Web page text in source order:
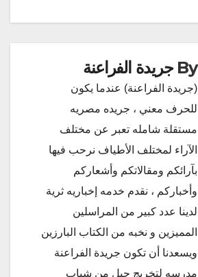
By جريدة الفراعنة
(جريدة الفراعنة) عندما يكون
للحرف معني ، جريده مصريه
مستقلة شامله تعبر عن مختلف
الآراء لمختلف الأطياف نرحب فيها
بآرائكم ومقالاتكم وأشعاركم
وأخباركم ، نقدم خدمه إخباريه ثرية
لدينا عدد كبير من المراسلين
المميزين و نخبه من الكتاب البارزين
ويسعدنا أن تكون جريدة الفراعنة
مدرسه لتخريج جيل من شباب